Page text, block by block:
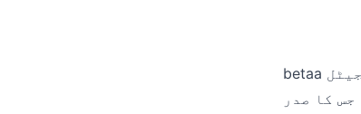
betaa میں خوش آمدید۔ یہ شرائط و ضوابط (معاہدہ) آپ (صارف) اور بیٹا ڈیجیٹل
کا صدر